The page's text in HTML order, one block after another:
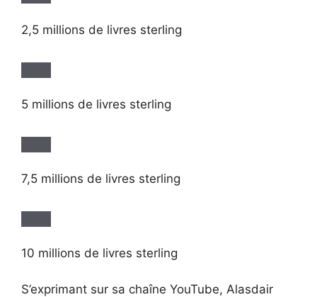
2,5 millions de livres sterling
5 millions de livres sterling
7,5 millions de livres sterling
10 millions de livres sterling
S’exprimant sur sa chaîne YouTube, Alasdair